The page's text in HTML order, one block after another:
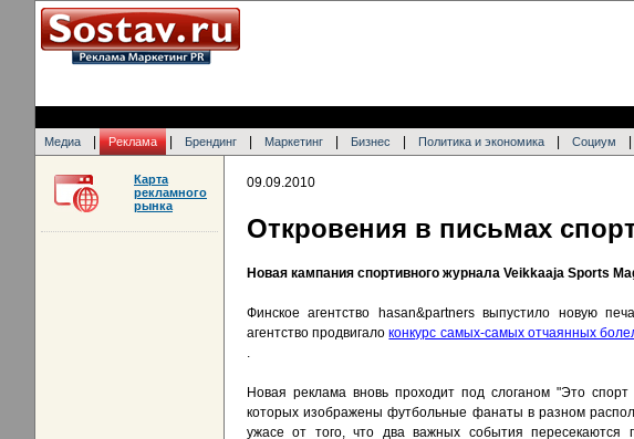
Медиа Реклама Брендинг Маркетинг Бизнес Политика и экономика Социум
09.09.2010
Откровения в письмах
Новая кампания спортивного журнала Veikkaaja Sports
Финское агентство hasan&partners выпустило новую
агентство продвигалоконкурс самых-самых отчаянных
.
Новая реклама вновь проходит под слоганом "Это
которых изображены футбольные фанаты в разном
ужасе от того, что два важных события
Карта
рекламного
рынка